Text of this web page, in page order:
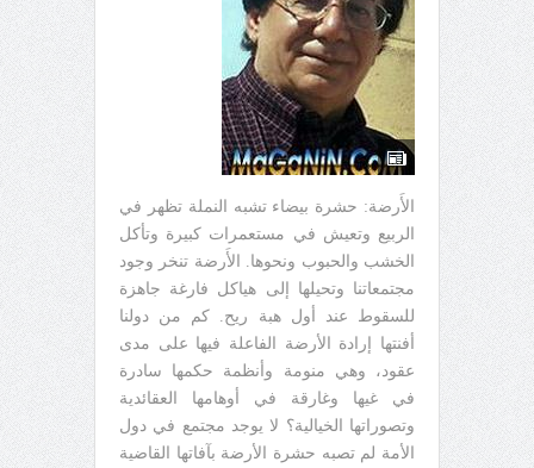
الأَرضة: حشرة بيضاء تشبه النملة تظهر في
الربيع وتعيش في مستعمرات كبيرة وتأكل
الخشب والحبوب ونحوها. الأَرضة تنخر وجود
مجتمعاتنا وتحيلها إلى هياكل فارغة جاهزة
للسقوط عند أول هبة ريح. كم من دولنا
أفنتها إرادة الأرضة الفاعلة فيها على مدى
عقود، وهي منومة وأنظمة حكمها سادرة
في غيها وغارقة في أوهامها العقائدية
وتصوراتها الخيالية؟ لا يوجد مجتمع في دول
الأمة لم تصبه حشرة الأرضة بآفاتها القاضية